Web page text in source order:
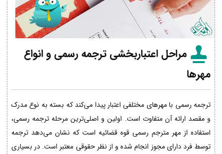
مراحل اعتباربخشی ترجمه رسمی و انواع
مهرها
ترجمه رسمی با مهرهای مختلفی اعتبار پیدا می‌کند که بسته به نوع مدرک
و مقصد ارائه آن متفاوت است. اولین و اصلی‌ترین مرحله ترجمه رسمی،
استفاده از مهر مترجم رسمی قوه قضائیه است که نشان می‌دهد ترجمه
توسط فرد دارای مجوز انجام شده و از نظر حقوقی معتبر است. در بسیاری